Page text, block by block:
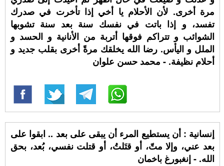
مرة أخرى. لأن الأحلام يا أخي إذا تأخرت في صدرك
تفسد، و إذا باتت في نفسك سنة بعد سنة تشوبها
الشوائب و تتراكم فوقها أتربة من الأنانية و الحسد و
الملل و اليأس. رضا الله يخلقك مرةً أخرى بقلب جديد و
أحلام نظيفة. - محمد حسن علوان
‏إنسانية : أن يستطيع المرء أن يبقى على بعد .. ابقوا على
بعد عني، وإلا متّ، أو قتَلتُ، أو قتلت نفسي، بُعد، بحق
الله. - إنغبورغ باخمان